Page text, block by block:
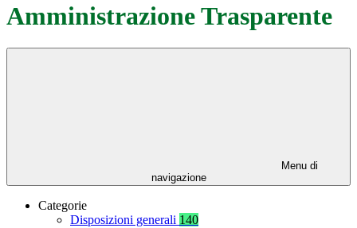
Amministrazione Trasparente
Menu di
navigazione
Categorie
Disposizioni generali 140